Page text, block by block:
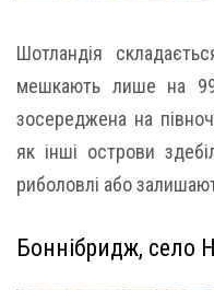
Шотландія
мешкають лише на
зосереджена на
як інші острови
риболовлі або
Боннібридж, село